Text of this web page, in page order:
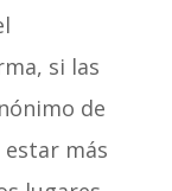
si las
de
más